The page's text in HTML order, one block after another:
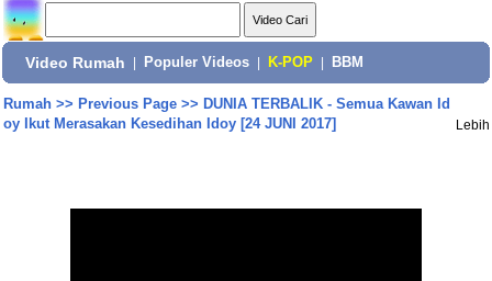
Video Rumah Populer Videos K-POP BBM
Rumah>> Previous Page>> DUNIA TERBALIK - Semua Kawan Id
oy Ikut Merasakan Kesedihan Idoy [24 JUNI 2017]
Lebih